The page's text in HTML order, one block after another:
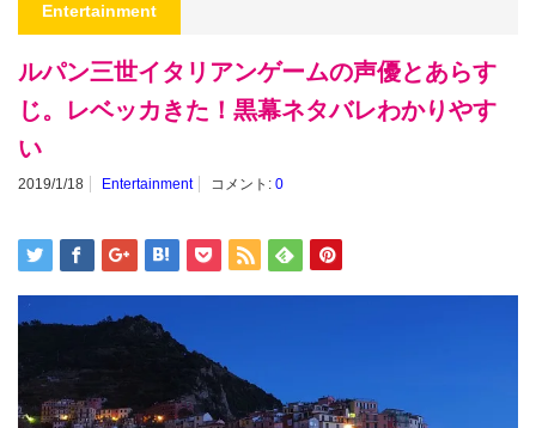
Entertainment
ルパン三世イタリアンゲームの声優とあらす
じ。レベッカきた！黒幕ネタバレわかりやす
い
2019/1/18 Entertainment コメント: 0